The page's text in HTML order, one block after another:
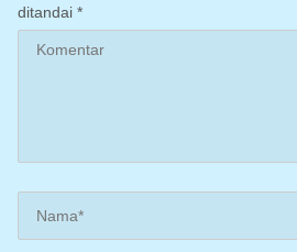
ditandai *